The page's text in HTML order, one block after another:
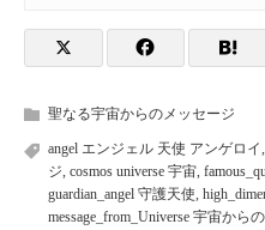
聖なる宇宙からのメッセージ
angel エンジェル 天使 アンゲロイ,
ジ, cosmos universe 宇宙,
guardian_angel 守護天使,
message_from_Universe 宇宙から